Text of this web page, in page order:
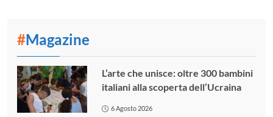
#Magazine
L’arte che unisce: oltre 300 bambini
italiani alla scoperta dell’Ucraina
6 Agosto 2026